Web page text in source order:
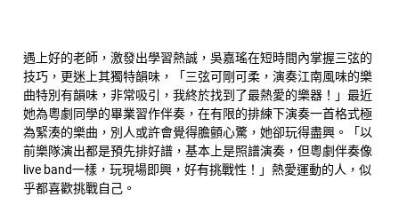
遇上好的老師，激發出學習熱誠，吳嘉瑤在短時間內掌握三弦的
技巧，更迷上其獨特韻味，「三弦可剛可柔，演奏江南風味的樂
曲特別有韻味，非常吸引，我終於找到了最熱愛的樂器！」最近
她為粵劇同學的畢業習作伴奏，在有限的排練下演奏一首格式極
為緊湊的樂曲，別人或許會覺得膽顫心驚，她卻玩得盡興。「以
前樂隊演出都是預先排好譜，基本上是照譜演奏，但粵劇伴奏像
live band一樣，玩現場即興，好有挑戰性！」熱愛運動的人，似
乎都喜歡挑戰自己。